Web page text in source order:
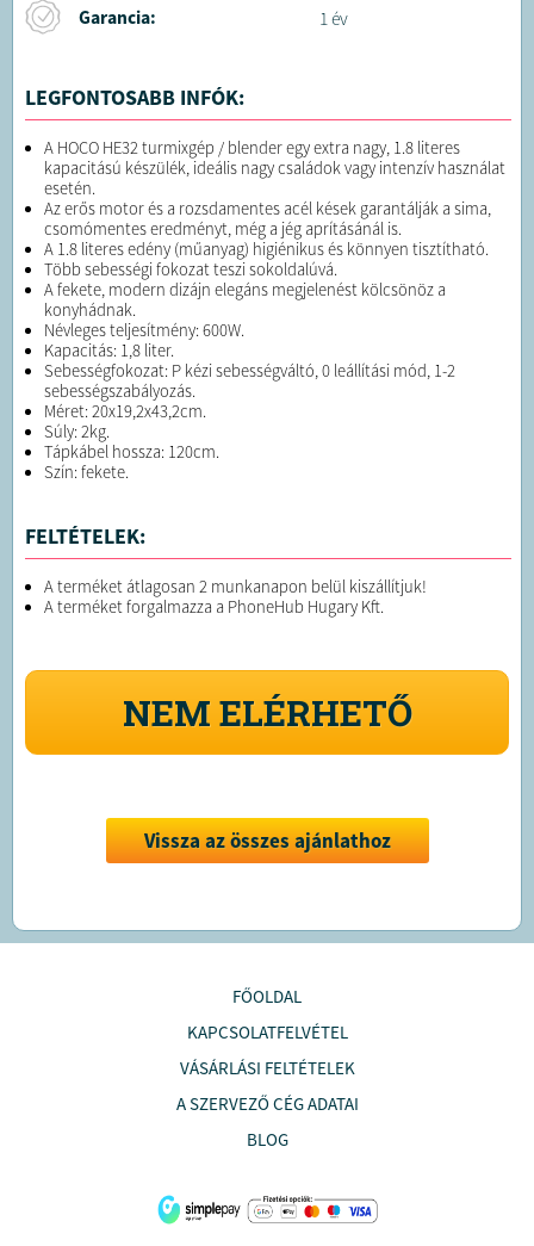
Garancia: 1 év
LEGFONTOSABB INFÓK:
A HOCO HE32 turmixgép / blender egy extra nagy, 1.8 literes
kapacitású készülék, ideális nagy családok vagy intenzív használat
esetén.
Az erős motor és a rozsdamentes acél kések garantálják a sima,
csomómentes eredményt, még a jég aprításánál is.
A 1.8 literes edény (műanyag) higiénikus és könnyen tisztítható.
Több sebességi fokozat teszi sokoldalúvá.
A fekete, modern dizájn elegáns megjelenést kölcsönöz a
konyhádnak.
Névleges teljesítmény: 600W.
Kapacitás: 1,8 liter.
Sebességfokozat: P kézi sebességváltó, 0 leállítási mód, 1-2
sebességszabályozás.
Méret: 20x19,2x43,2cm.
Súly: 2kg.
Tápkábel hossza: 120cm.
Szín: fekete.
FELTÉTELEK:
A terméket átlagosan 2 munkanapon belül kiszállítjuk!
A terméket forgalmazza a PhoneHub Hugary Kft.
NEM ELÉRHETŐ
Vissza az összes ajánlathoz
FŐOLDAL
KAPCSOLATFELVÉTEL
VÁSÁRLÁSI FELTÉTELEK
A SZERVEZŐ CÉG ADATAI
BLOG